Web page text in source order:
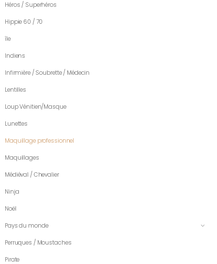
Héros / Superhéros
Hippie 60 / 70
île
Indiens
Infirmière / Soubrette / Médecin
Lentilles
Loup Vénitien/Masque
Lunettes
Maquillage professionnel
Maquillages
Médiéval / Chevalier
Ninja
Noël
Pays du monde
Perruques / Moustaches
Pirate